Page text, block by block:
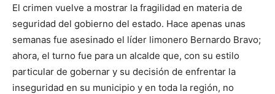
El crimen vuelve a mostrar la fragilidad en materia de
seguridad del gobierno del estado. Hace apenas unas
semanas fue asesinado el líder limonero Bernardo Bravo;
ahora, el turno fue para un alcalde que, con su estilo
particular de gobernar y su decisión de enfrentar la
inseguridad en su municipio y en toda la región, no